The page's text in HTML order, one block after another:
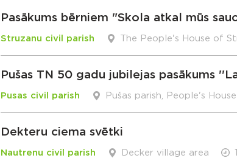
Pasākums bērniem "Skola atkal mūs
Struzanu civil parish The People's House of
Pušas TN 50 gadu jubilejas pasākums
Pusas civil parish Pušas parish, People's House
Dekteru ciema svētki
Nautrenu civil parish Decker village area